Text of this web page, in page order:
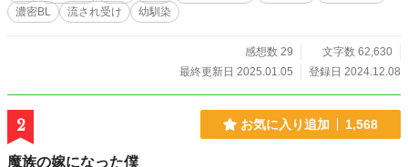
濃密BL
流され受け 幼馴染
感想数 29
文字数 62,630
最終更新日 2025.01.05
登録日 2024.12.08
2 お気に入り追加 1,568
魔族の嫁になった僕